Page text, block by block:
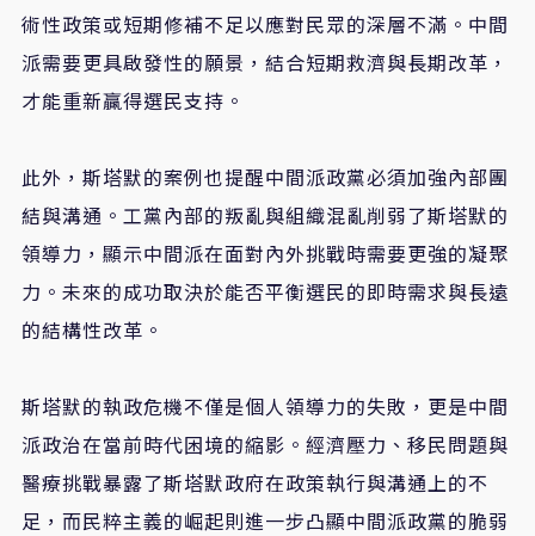
術性政策或短期修補不足以應對民眾的深層不滿。中間
派需要更具啟發性的願景，結合短期救濟與長期改革，
才能重新贏得選民支持。
此外，斯塔默的案例也提醒中間派政黨必須加強內部團
結與溝通。工黨內部的叛亂與組織混亂削弱了斯塔默的
領導力，顯示中間派在面對內外挑戰時需要更強的凝聚
力。未來的成功取決於能否平衡選民的即時需求與長遠
的結構性改革。
斯塔默的執政危機不僅是個人領導力的失敗，更是中間
派政治在當前時代困境的縮影。經濟壓力、移民問題與
醫療挑戰暴露了斯塔默政府在政策執行與溝通上的不
足，而民粹主義的崛起則進一步凸顯中間派政黨的脆弱